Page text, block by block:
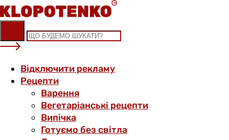
Skip
to
content
Відключити рекламу
Рецепти
Варення
Вегетаріанські рецепти
Випічка
Готуємо без світла